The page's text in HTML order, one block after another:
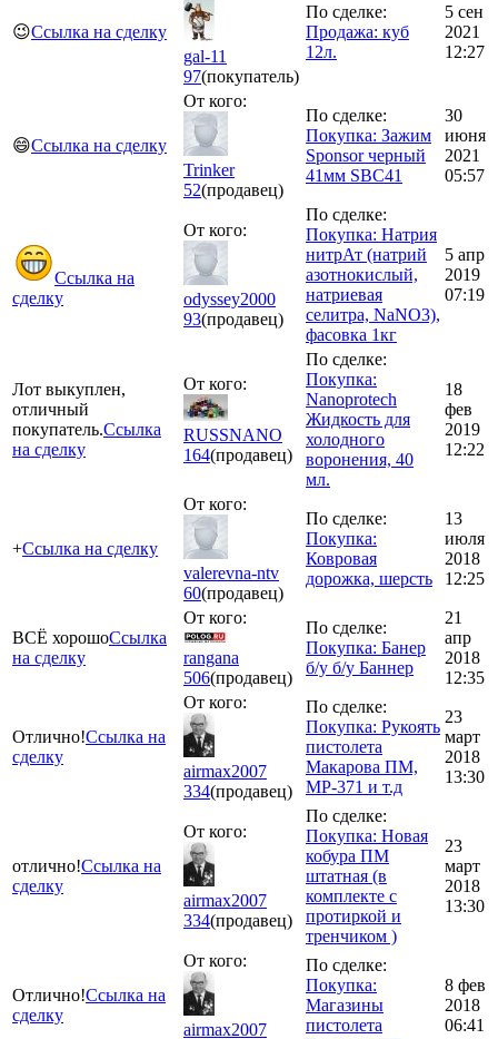
😉Ссылка на сделку
gal-11
97(покупатель)
По сделке:
Продажа: куб
12л.
5 сен
2021
12:27
😄Ссылка на сделку
От кого:
Trinker
52(продавец)
По сделке:
Покупка: Зажим
Sponsor черный
41мм SBC41
30
июня
2021
05:57
Ссылка на
сделку
От кого:
odyssey2000
93(продавец)
По сделке:
Покупка: Натрия
нитрАт (натрий
азотнокислый,
натриевая
селитра, NaNO3),
фасовка 1кг
5 апр
2019
07:19
Лот выкуплен,
отличный
покупатель.Ссылка
на сделку
От кого:
RUSSNANO
164(продавец)
По сделке:
Покупка:
Nanoprotech
Жидкость для
холодного
воронения, 40
мл.
18
фев
2019
12:22
+Ссылка на сделку
От кого:
valerevna-ntv
60(продавец)
По сделке:
Покупка:
Ковровая
дорожка, шерсть
13
июля
2018
12:25
ВСЁ хорошоСсылка
на сделку
От кого:
rangana
506(продавец)
По сделке:
Покупка: Банер
б/у б/у Баннер
21
апр
2018
12:35
Отлично!Ссылка на
сделку
От кого:
airmax2007
334(продавец)
По сделке:
Покупка: Рукоять
пистолета
Макарова ПМ,
МР-371 и т.д
23
март
2018
13:30
отлично!Ссылка на
сделку
От кого:
airmax2007
334(продавец)
По сделке:
Покупка: Новая
кобура ПМ
штатная (в
комплекте с
протиркой и
тренчиком )
23
март
2018
13:30
Отлично!Ссылка на
сделку
От кого:
airmax2007
По сделке:
Покупка:
Магазины
пистолета
8 фев
2018
06:41